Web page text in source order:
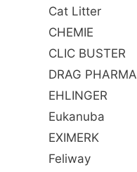
Cat Litter
CHEMIE
CLIC BUSTER
DRAG PHARMA
EHLINGER
Eukanuba
EXIMERK
Feliway